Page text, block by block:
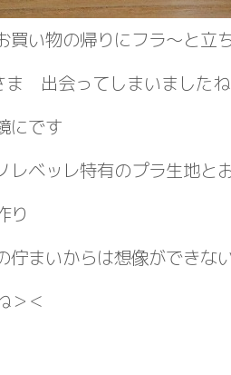
買い物の帰りにフラ～と
ま 出会ってしまいました
にです
レベッレ特有のプラ生地と
り
佇まいからは想像ができ
＞＜